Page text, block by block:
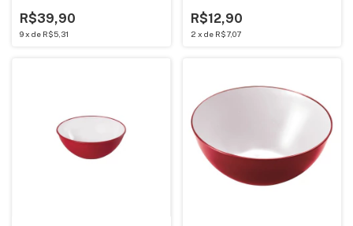
R$39,90
9x de R$5,31
R$12,90
2 x de R$7,07